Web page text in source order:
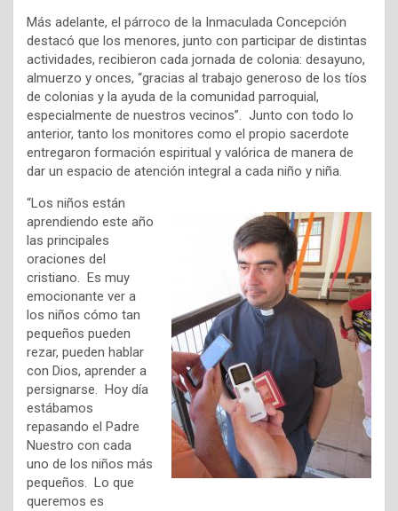
Más adelante, el párroco de la Inmaculada Concepción
destacó que los menores, junto con participar de distintas
actividades, recibieron cada jornada de colonia: desayuno,
almuerzo y onces, “gracias al trabajo generoso de los tíos
de colonias y la ayuda de la comunidad parroquial,
especialmente de nuestros vecinos”. Junto con todo lo
anterior, tanto los monitores como el propio sacerdote
entregaron formación espiritual y valórica de manera de
dar un espacio de atención integral a cada niño y niña.
“Los niños están
aprendiendo este año
las principales
oraciones del
cristiano. Es muy
emocionante ver a
los niños cómo tan
pequeños pueden
rezar, pueden hablar
con Dios, aprender a
persignarse. Hoy día
estábamos
repasando el Padre
Nuestro con cada
uno de los niños más
pequeños. Lo que
queremos es